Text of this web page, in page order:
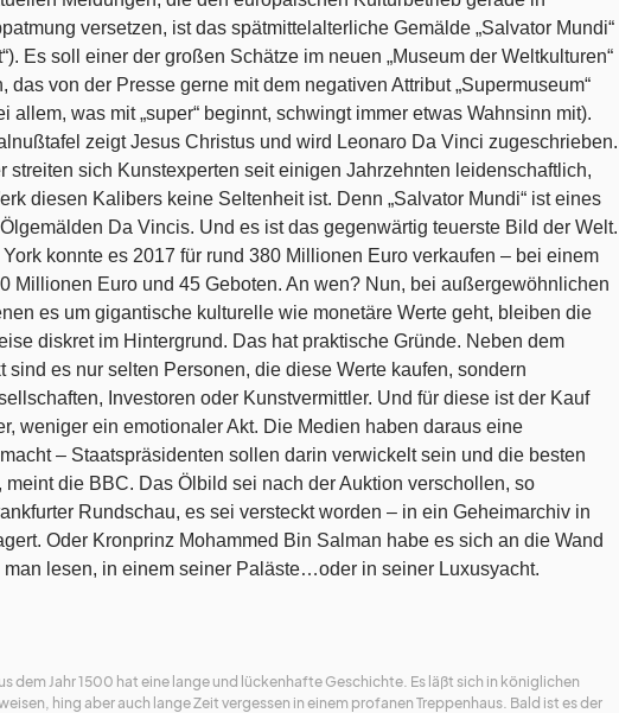
versetzen, ist das spätmittelalterliche Gemälde „Salvator Mundi“
Es soll einer der großen Schätze im neuen „Museum der Weltkulturen“
das von der Presse gerne mit dem negativen Attribut „Supermuseum“
allem, was mit „super“ beginnt, schwingt immer etwas Wahnsinn mit).
zeigt Jesus Christus und wird Leonaro Da Vinci zugeschrieben.
streiten sich Kunstexperten seit einigen Jahrzehnten leidenschaftlich,
diesen Kalibers keine Seltenheit ist. Denn „Salvator Mundi“ ist eines
Da Vincis. Und es ist das gegenwärtig teuerste Bild der Welt.
konnte es 2017 für rund 380 Millionen Euro verkaufen – bei einem
Millionen Euro und 45 Geboten. An wen? Nun, bei außergewöhnlichen
es um gigantische kulturelle wie monetäre Werte geht, bleiben die
diskret im Hintergrund. Das hat praktische Gründe. Neben dem
sind es nur selten Personen, die diese Werte kaufen, sondern
Investoren oder Kunstvermittler. Und für diese ist der Kauf
weniger ein emotionaler Akt. Die Medien haben daraus eine
– Staatspräsidenten sollen darin verwickelt sein und die besten
meint die BBC. Das Ölbild sei nach der Auktion verschollen, so
Rundschau, es sei versteckt worden – in ein Geheimarchiv in
Oder Kronprinz Mohammed Bin Salman habe es sich an die Wand
man lesen, in einem seiner Paläste…oder in seiner Luxusyacht.
dem Jahr 1500 hat eine lange und lückenhafte Geschichte. Es läßt sich in königlichen
hing aber auch lange Zeit vergessen in einem profanen Treppenhaus. Bald ist es der